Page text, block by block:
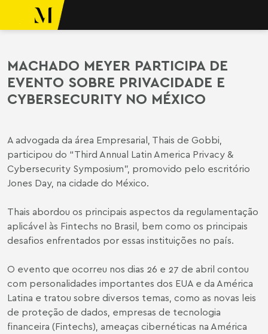
o conteúdo
Meyer
MACHADO MEYER PARTICIPA DE
EVENTO SOBRE PRIVACIDADE E
CYBERSECURITY NO MÉXICO
A advogada da área Empresarial, Thais de Gobbi,
participou do “Third Annual Latin America Privacy &
Cybersecurity Symposium”, promovido pelo escritório
Jones Day, na cidade do México.
Thais abordou os principais aspectos da regulamentação
aplicável às Fintechs no Brasil, bem como os principais
desafios enfrentados por essas instituições no país.
O evento que ocorreu nos dias 26 e 27 de abril contou
com personalidades importantes dos EUA e da América
Latina e tratou sobre diversos temas, como as novas leis
de proteção de dados, empresas de tecnologia
financeira (Fintechs), ameaças cibernéticas na América